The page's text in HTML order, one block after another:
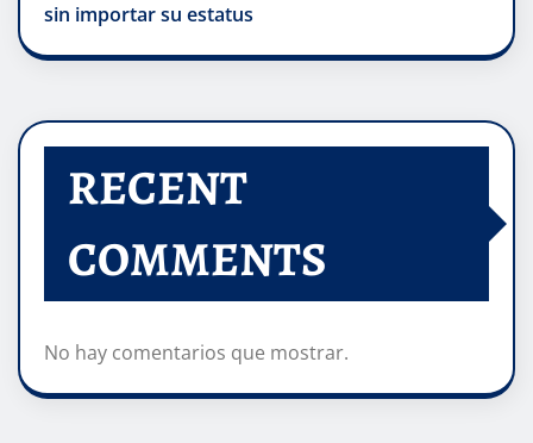
sin importar su estatus
RECENT
COMMENTS
No hay comentarios que mostrar.